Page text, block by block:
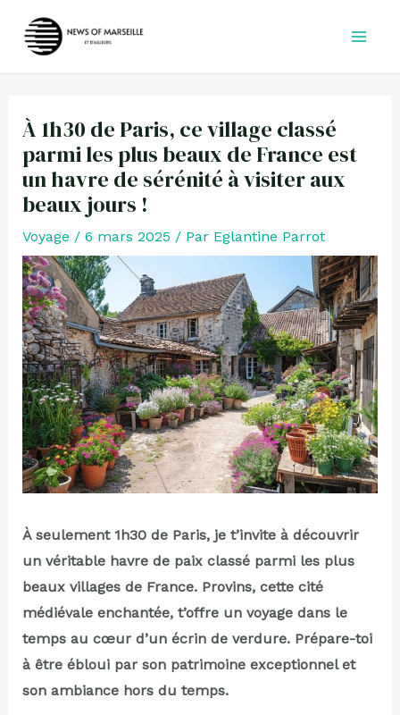
À 1h30 de Paris, ce village classé
parmi les plus beaux de France est
un havre de sérénité à visiter aux
beaux jours !
Voyage / 6 mars 2025 / Par Eglantine Parrot
À seulement 1h30 de Paris, je t’invite à découvrir
un véritable havre de paix classé parmi les plus
beaux villages de France. Provins, cette cité
médiévale enchantée, t’offre un voyage dans le
temps au cœur d’un écrin de verdure. Prépare-toi
à être ébloui par son patrimoine exceptionnel et
son ambiance hors du temps.